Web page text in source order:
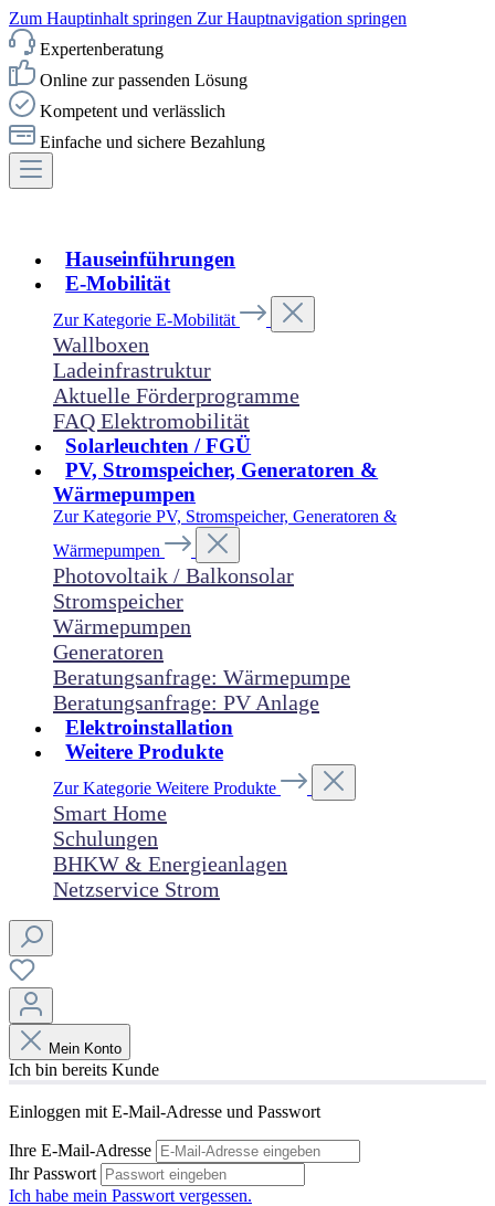
Zum Hauptinhalt springen Zur Hauptnavigation springen
Expertenberatung
Online zur passenden Lösung
Kompetent und verlässlich
Einfache und sichere Bezahlung
Hauseinführungen
E-Mobilität
Zur Kategorie E-Mobilität
Wallboxen
Ladeinfrastruktur
Aktuelle Förderprogramme
FAQ Elektromobilität
Solarleuchten / FGÜ
PV, Stromspeicher, Generatoren &
Wärmepumpen
Zur Kategorie PV, Stromspeicher, Generatoren &
Wärmepumpen
Photovoltaik / Balkonsolar
Stromspeicher
Wärmepumpen
Generatoren
Beratungsanfrage: Wärmepumpe
Beratungsanfrage: PV Anlage
Elektroinstallation
Weitere Produkte
Zur Kategorie Weitere Produkte
Smart Home
Schulungen
BHKW & Energieanlagen
Netzservice Strom
Mein Konto
Ich bin bereits Kunde
Einloggen mit E-Mail-Adresse und Passwort
Ihre E-Mail-Adresse
Ihr Passwort
Ich habe mein Passwort vergessen.